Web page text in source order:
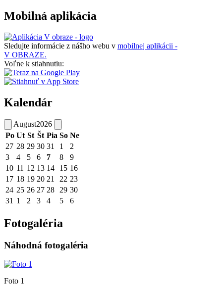
Mobilná aplikácia
Sledujte informácie z nášho webu v mobilnej aplikácii -
V OBRAZE.
Voľne k stiahnutiu:
Kalendár
August2026
Po Ut St Št Pia So Ne
27 28 29 30 31 1
2
3
4 5 6 7 8
9
10 11 12 13 14 15 16
17 18 19 20 21 22 23
24 25 26 27 28 29 30
31 1 2 3 4 5 6
Fotogaléria
Náhodná fotogaléria
Foto 1